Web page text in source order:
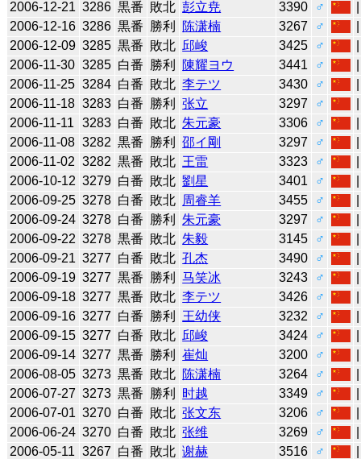
2006-12-21 3286 黒番 敗北 彭立尭 3390 ♂
2006-12-16 3286 黒番 勝利 陈潇楠 3267 ♂
2006-12-09 3285 黒番 敗北 邱峻 3425 ♂
2006-11-30 3285 白番 勝利 陳耀ヨウ 3441 ♂
2006-11-25 3284 白番 敗北 李テツ 3430 ♂
2006-11-18 3283 白番 勝利 张立 3297 ♂
2006-11-11
3283 白番 敗北 朱元豪 3306 ♂
2006-11-08 3282 黒番 勝利 邵イ剛 3297 ♂
2006-11-02 3282 黒番 敗北 王雷 3323 ♂
2006-10-12 3279 白番 敗北 劉星 3401 ♂
2006-09-25 3278 白番 敗北 周睿羊 3455 ♂
2006-09-24 3278 白番 勝利 朱元豪 3297 ♂
2006-09-22 3278 黒番 敗北 朱毅 3145 ♂
2006-09-21 3277 白番 敗北 孔杰 3490 ♂
2006-09-19 3277 黒番 勝利 马笑冰 3243 ♂
2006-09-18 3277 黒番 敗北 李テツ 3426 ♂
2006-09-16 3277 白番 勝利 王幼侠 3232 ♂
2006-09-15 3277 白番 敗北 邱峻 3424 ♂
2006-09-14 3277 黒番 勝利 崔灿 3200 ♂
2006-08-05 3273 黒番 敗北 陈潇楠 3264 ♂
2006-07-27 3273 黒番 勝利 时越 3349 ♂
2006-07-01 3270 白番 敗北 张文东 3206 ♂
2006-06-24 3270 白番 敗北 张维 3269 ♂
2006-05-11 3267 白番 敗北 谢赫 3516 ♂